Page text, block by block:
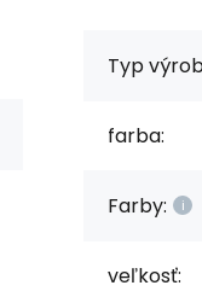
Typ
farba:
Farby:
veľkosť: